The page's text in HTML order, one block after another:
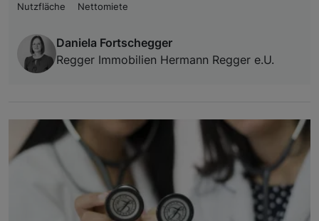
Nutzfläche
Nettomiete
Daniela Fortschegger
Regger Immobilien Hermann Regger e.U.